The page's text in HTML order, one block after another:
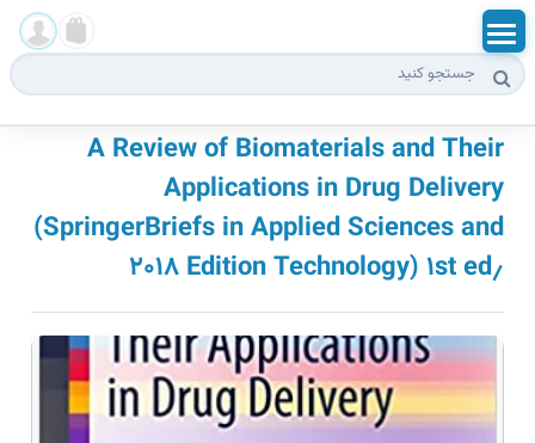
ورود
ثبت نام
A Review of Biomaterials and Their
Applications in Drug Delivery
(SpringerBriefs in Applied Sciences and
Technology) ۱st ed٫ ۲۰۱۸ Edition